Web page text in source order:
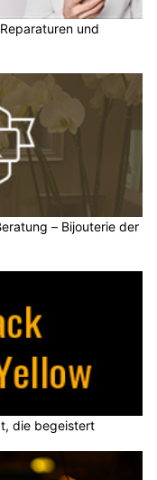
und
– Bijouterie der
die begeistert